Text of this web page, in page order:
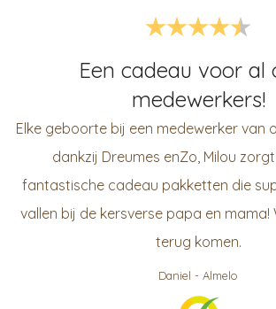
Een cadeau voor al
medewerkers!
Elke geboorte bij een medewerker van
dankzij Dreumes enZo, Milou
fantastische cadeau pakketten die
vallen bij de kersverse papa en mama!
terug komen.
Daniel - Almelo